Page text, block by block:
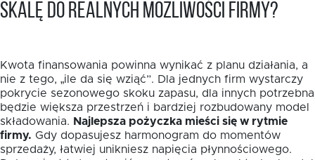
skalę do realnych możliwości firmy?
Kwota finansowania powinna wynikać z planu działania, a
nie z tego, „ile da się wziąć”. Dla jednych firm wystarczy
pokrycie sezonowego skoku zapasu, dla innych potrzebna
będzie większa przestrzeń i bardziej rozbudowany model
składowania. Najlepsza pożyczka mieści się w rytmie
firmy. Gdy dopasujesz harmonogram do momentów
sprzedaży, łatwiej unikniesz napięcia płynnościowego.